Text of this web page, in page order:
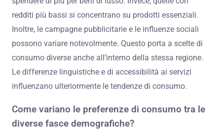
redditi più bassi si concentrano su prodotti essenziali.
Inoltre, le campagne pubblicitarie e le influenze sociali
possono variare notevolmente. Questo porta a scelte di
consumo diverse anche all’interno della stessa regione.
Le differenze linguistiche e di accessibilità ai servizi
influenzano ulteriormente le tendenze di consumo.
Come variano le preferenze di consumo tra le
diverse fasce demografiche?